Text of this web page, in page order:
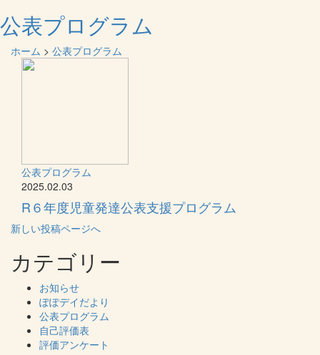
公表プログラム
ホーム > 公表プログラム
公表プログラム
2025.02.03
R６年度児童発達公表支援プログラム
新しい投稿ページへ
カテゴリー
お知らせ
ぽぽデイだより
公表プログラム
自己評価表
評価アンケート